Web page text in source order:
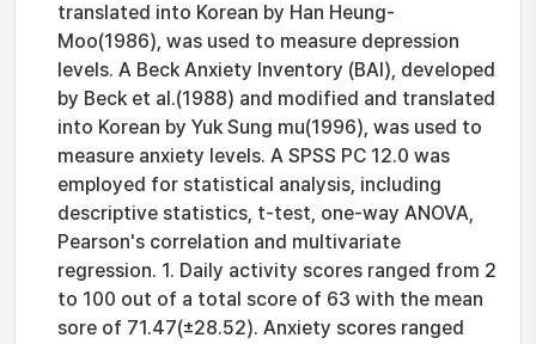
translated into Korean by Han Heung-
Moo(1986), was used to measure depression
levels. A Beck Anxiety Inventory (BAI), developed
by Beck et al.(1988) and modified and translated
into Korean by Yuk Sung mu(1996), was used to
measure anxiety levels. A SPSS PC 12.0 was
employed for statistical analysis, including
descriptive statistics, t-test, one-way ANOVA,
Pearson's correlation and multivariate
regression. 1. Daily activity scores ranged from 2
to 100 out of a total score of 63 with the mean
sore of 71.47(±28.52). Anxiety scores ranged